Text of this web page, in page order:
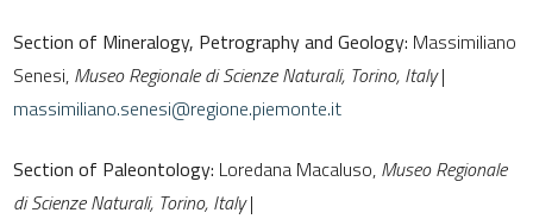
Section of Mineralogy, Petrography and Geology: Massimiliano
Senesi, Museo Regionale di Scienze Naturali, Torino, Italy|
massimiliano.senesi@regione.piemonte.it
Section of Paleontology: Loredana Macaluso, Museo Regionale
di Scienze Naturali, Torino, Italy|